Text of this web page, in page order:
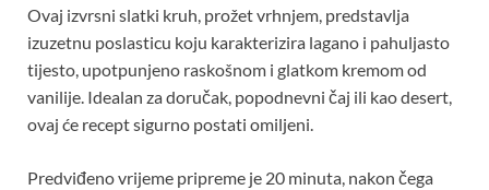
Ovaj izvrsni slatki kruh, prožet vrhnjem, predstavlja
izuzetnu poslasticu koju karakterizira lagano i pahuljasto
tijesto, upotpunjeno raskošnom i glatkom kremom od
vanilije. Idealan za doručak, popodnevni čaj ili kao desert,
ovaj će recept sigurno postati omiljeni.
Predviđeno vrijeme pripreme je 20 minuta, nakon čega